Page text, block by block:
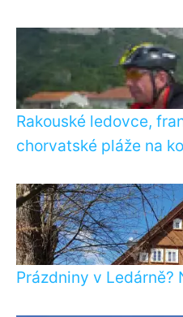
Rakouské ledovce,
chorvatské pláže na
Prázdniny v Ledárně?